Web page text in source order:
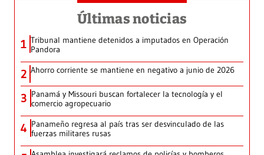
Últimas noticias
1 Tribunal mantiene detenidos a imputados en Operación
Pandora
2 Ahorro corriente se mantiene en negativo a junio de 2026
3 Panamá y Missouri buscan fortalecer la tecnología y el
comercio agropecuario
4 Panameño regresa al país tras ser desvinculado de las
fuerzas militares rusas